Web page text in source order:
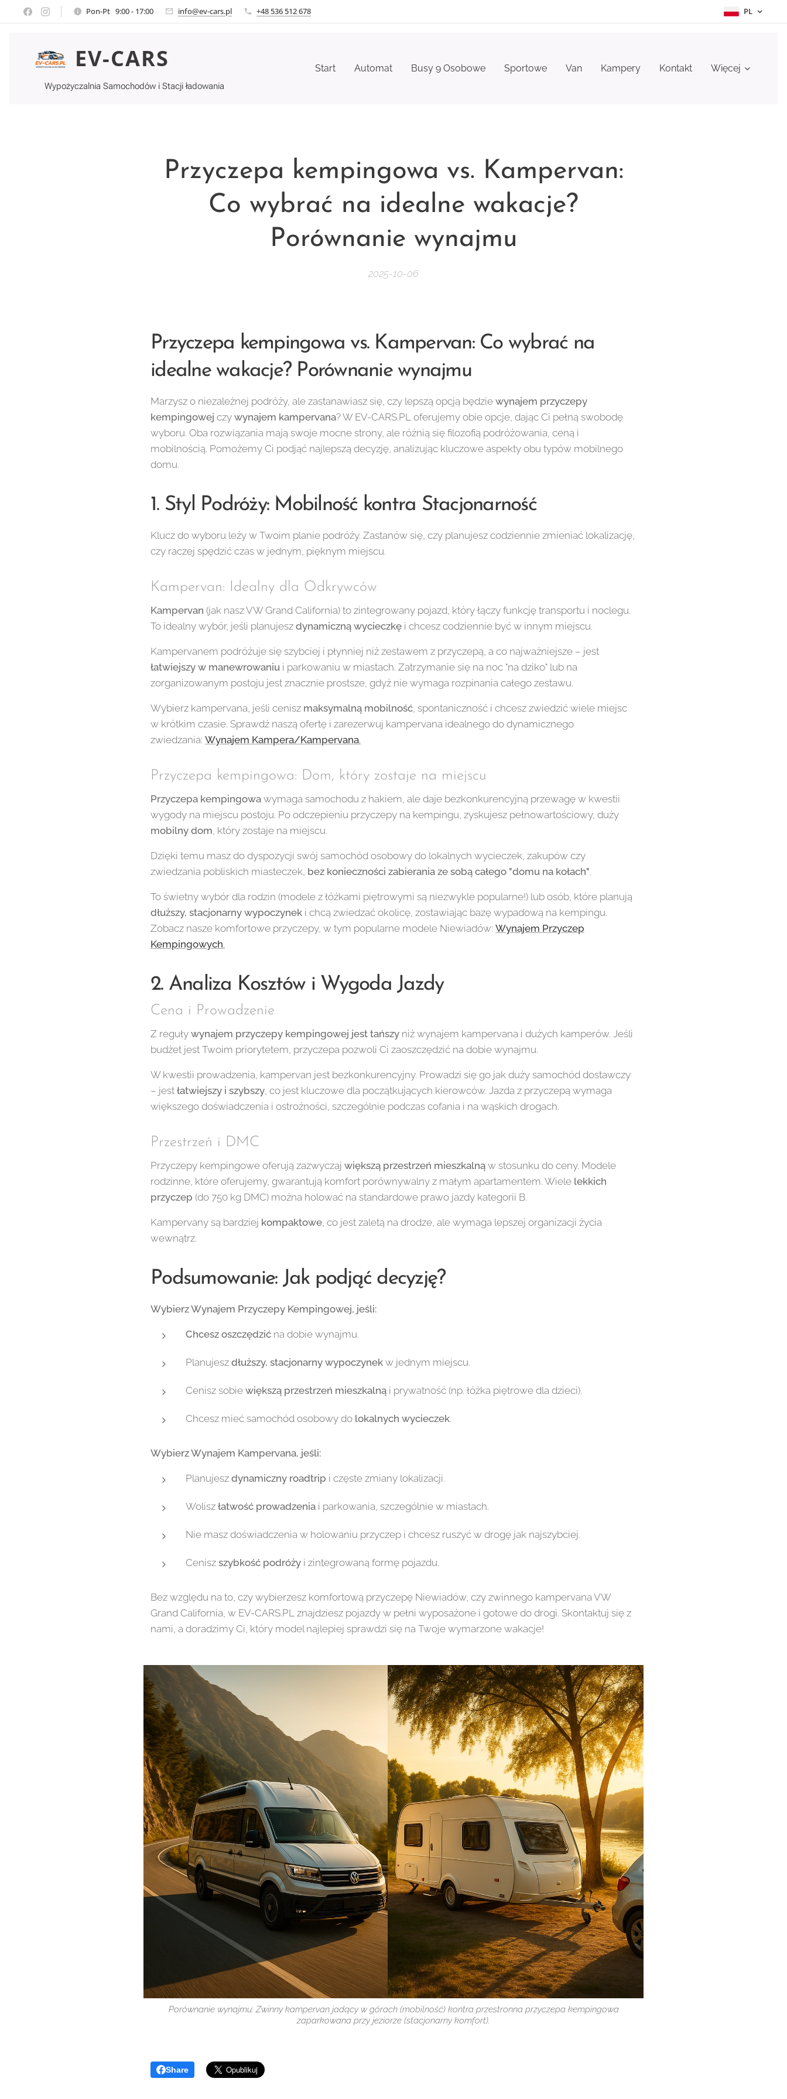
Pon-Pt 9:00 - 17:00 info@ev-cars.pl +48 536 512 678 PL
EV-CARS
Wypożyczalnia Samochodów i Stacji ładowania
Start Automat Busy 9 Osobowe Sportowe Van Kampery Kontakt Więcej
Przyczepa kempingowa vs. Kampervan:
Co wybrać na idealne wakacje?
Porównanie wynajmu
2025-10-06
Przyczepa kempingowa vs. Kampervan: Co wybrać na
idealne wakacje? Porównanie wynajmu
Marzysz o niezależnej podróży, ale zastanawiasz się, czy lepszą opcją będzie wynajem przyczepy
kempingowej czy wynajem kampervana? W EV-CARS.PL oferujemy obie opcje, dając Ci pełną swobodę
wyboru. Oba rozwiązania mają swoje mocne strony, ale różnią się filozofią podróżowania, ceną i
mobilnością. Pomożemy Ci podjąć najlepszą decyzję, analizując kluczowe aspekty obu typów mobilnego
domu.
1. Styl Podróży: Mobilność kontra Stacjonarność
Klucz do wyboru leży w Twoim planie podróży. Zastanów się, czy planujesz codziennie zmieniać lokalizację,
czy raczej spędzić czas w jednym, pięknym miejscu.
Kampervan: Idealny dla Odkrywców
Kampervan (jak nasz VW Grand California) to zintegrowany pojazd, który łączy funkcję transportu i noclegu.
To idealny wybór, jeśli planujesz dynamiczną wycieczkę i chcesz codziennie być w innym miejscu.
Kampervanem podróżuje się szybciej i płynniej niż zestawem z przyczepą, a co najważniejsze – jest
łatwiejszy w manewrowaniu i parkowaniu w miastach. Zatrzymanie się na noc "na dziko" lub na
zorganizowanym postoju jest znacznie prostsze, gdyż nie wymaga rozpinania całego zestawu.
Wybierz kampervana, jeśli cenisz maksymalną mobilność, spontaniczność i chcesz zwiedzić wiele miejsc
w krótkim czasie. Sprawdź naszą ofertę i zarezerwuj kampervana idealnego do dynamicznego
zwiedzania: Wynajem Kampera/Kampervana.
Przyczepa kempingowa: Dom, który zostaje na miejscu
Przyczepa kempingowa wymaga samochodu z hakiem, ale daje bezkonkurencyjną przewagę w kwestii
wygody na miejscu postoju. Po odczepieniu przyczepy na kempingu, zyskujesz pełnowartościowy, duży
mobilny dom, który zostaje na miejscu.
Dzięki temu masz do dyspozycji swój samochód osobowy do lokalnych wycieczek, zakupów czy
zwiedzania pobliskich miasteczek, bez konieczności zabierania ze sobą całego "domu na kołach".
To świetny wybór dla rodzin (modele z łóżkami piętrowymi są niezwykle popularne!) lub osób, które planują
dłuższy, stacjonarny wypoczynek i chcą zwiedzać okolicę, zostawiając bazę wypadową na kempingu.
Zobacz nasze komfortowe przyczepy, w tym popularne modele Niewiadów: Wynajem Przyczep
Kempingowych.
2. Analiza Kosztów i Wygoda Jazdy
Cena i Prowadzenie
Z reguły wynajem przyczepy kempingowej jest tańszy niż wynajem kampervana i dużych kamperów. Jeśli
budżet jest Twoim priorytetem, przyczepa pozwoli Ci zaoszczędzić na dobie wynajmu.
W kwestii prowadzenia, kampervan jest bezkonkurencyjny. Prowadzi się go jak duży samochód dostawczy
– jest łatwiejszy i szybszy, co jest kluczowe dla początkujących kierowców. Jazda z przyczepą wymaga
większego doświadczenia i ostrożności, szczególnie podczas cofania i na wąskich drogach.
Przestrzeń i DMC
Przyczepy kempingowe oferują zazwyczaj większą przestrzeń mieszkalną w stosunku do ceny. Modele
rodzinne, które oferujemy, gwarantują komfort porównywalny z małym apartamentem. Wiele lekkich
przyczep (do 750 kg DMC) można holować na standardowe prawo jazdy kategorii B.
Kampervany są bardziej kompaktowe, co jest zaletą na drodze, ale wymaga lepszej organizacji życia
wewnątrz.
Podsumowanie: Jak podjąć decyzję?
Wybierz Wynajem Przyczepy Kempingowej, jeśli:
Chcesz oszczędzić na dobie wynajmu.
Planujesz dłuższy, stacjonarny wypoczynek w jednym miejscu.
Cenisz sobie większą przestrzeń mieszkalną i prywatność (np. łóżka piętrowe dla dzieci).
Chcesz mieć samochód osobowy do lokalnych wycieczek.
Wybierz Wynajem Kampervana, jeśli:
Planujesz dynamiczny roadtrip i częste zmiany lokalizacji.
Wolisz łatwość prowadzenia i parkowania, szczególnie w miastach.
Nie masz doświadczenia w holowaniu przyczep i chcesz ruszyć w drogę jak najszybciej.
Cenisz szybkość podróży i zintegrowaną formę pojazdu.
Bez względu na to, czy wybierzesz komfortową przyczepę Niewiadów, czy zwinnego kampervana VW
Grand California, w EV-CARS.PL znajdziesz pojazdy w pełni wyposażone i gotowe do drogi. Skontaktuj się z
nami, a doradzimy Ci, który model najlepiej sprawdzi się na Twoje wymarzone wakacje!
Porównanie wynajmu: Zwinny kampervan jadący w górach (mobilność) kontra przestronna przyczepa kempingowa
zaparkowana przy jeziorze (stacjonarny komfort).
Share